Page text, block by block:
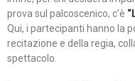
prova sul palcoscenico, c’è
Qui, i partecipanti hanno la
recitazione e della regia,
spettacolo.